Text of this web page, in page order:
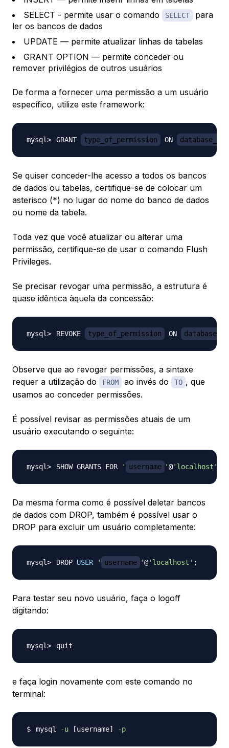
SELECT - permite usar o comando
SELECT
para
ler os bancos de dados
UPDATE — permite atualizar linhas de tabelas
GRANT OPTION — permite conceder ou
remover privilégios de outros usuários
De forma a fornecer uma permissão a um usuário
específico, utilize este framework:
GRANT type_of_permission ON
Se quiser conceder-lhe acesso a todos os bancos
de dados ou tabelas, certifique-se de colocar um
asterisco (*) no lugar do nome do banco de dados
ou nome da tabela.
Toda vez que você atualizar ou alterar uma
permissão, certifique-se de usar o comando Flush
Privileges.
Se precisar revogar uma permissão, a estrutura é
quase idêntica àquela da concessão:
REVOKE type_of_permission ON
Observe que ao revogar permissões, a sintaxe
requer a utilização do
FROM ao invés do TO , que
usamos ao conceder permissões.
É possível revisar as permissões atuais de um
usuário executando o seguinte:
SHOW GRANTS FOR ' username '@'localhost'
Da mesma forma como é possível deletar bancos
de dados com DROP, também é possível usar o
DROP para excluir um usuário completamente:
DROP USER ' username '@'localhost' ;
Para testar seu novo usuário, faça o logoff
digitando:
e faça login novamente com este comando no
terminal:
mysql -u [username] -p